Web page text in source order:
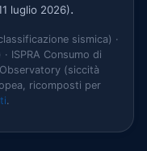
luglio 2026).
sismica) ·
ISPRA Consumo di
(siccità
ricomposti per
.